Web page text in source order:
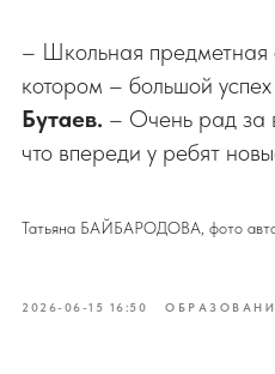
– Школьная предметная
котором – большой
Бутаев. – Очень рад за
что впереди у ребят
Татьяна БАЙБАРОДОВА, фото
2026-06-15 16:50